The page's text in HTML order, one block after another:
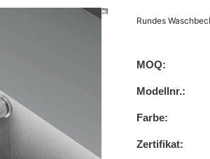
Rundes
MOQ:
Modellnr.:
Farbe:
Zertifikat: